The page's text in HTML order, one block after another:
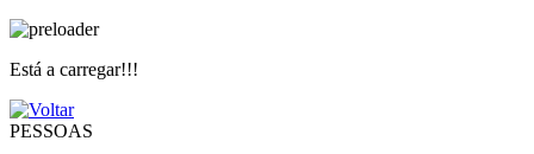
Está a carregar!!!
PESSOAS